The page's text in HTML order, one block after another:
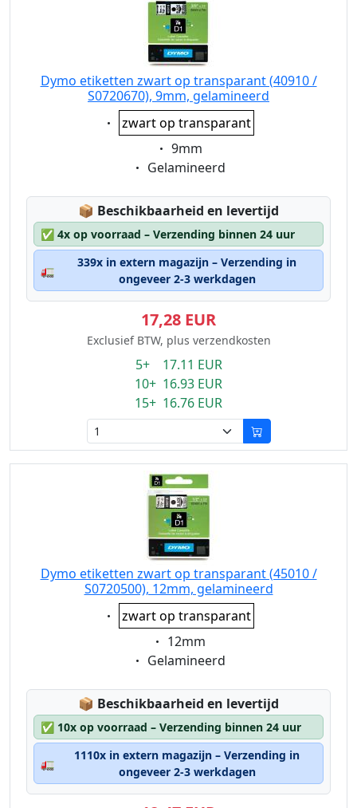
Dymo etiketten zwart op transparant (40910 /
S0720670), 9mm, gelamineerd
Eigenschaft:
zwart op transparant
Eigenschaft:
9mm
Eigenschaft:
Gelamineerd
📦 Lagerstatus:
Beschikbaarheid en levertijd
✅ 4x op voorraad – Verzending binnen 24 uur
🚛
339x in extern magazijn – Verzending in
ongeveer 2-3 werkdagen
17,28 EUR
Exclusief BTW, plus verzendkosten
5+ 17.11 EUR
10+ 16.93 EUR
15+ 16.76 EUR
Dymo etiketten zwart op transparant (45010 /
S0720500), 12mm, gelamineerd
Eigenschaft:
zwart op transparant
Eigenschaft:
12mm
Eigenschaft:
Gelamineerd
📦 Lagerstatus:
Beschikbaarheid en levertijd
✅ 10x op voorraad – Verzending binnen 24 uur
🚛
1110x in extern magazijn – Verzending in
ongeveer 2-3 werkdagen